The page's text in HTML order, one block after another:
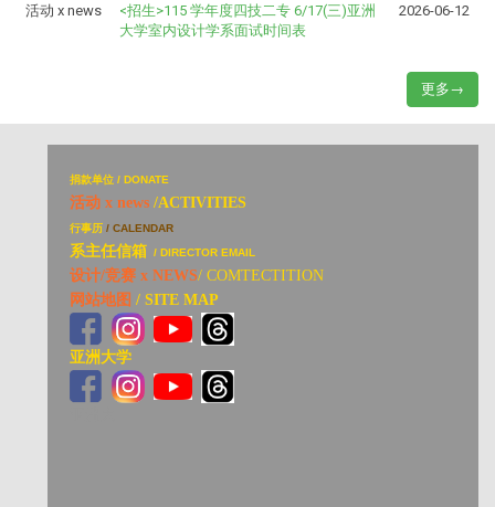
活动 x news
<招生>115 学年度四技二专 6/17(三)亚洲
大学室内设计学系面试时间表
2026-06-12
更多→
捐款单位 / DONATE
活动 x news /ACTIVITIES
行事历 / CALENDAR
系主任信箱 / DIRECTOR EMAIL
设计/竞赛 x NEWS/ COMTECTITION
网站地图 / SITE MAP
亚洲大学